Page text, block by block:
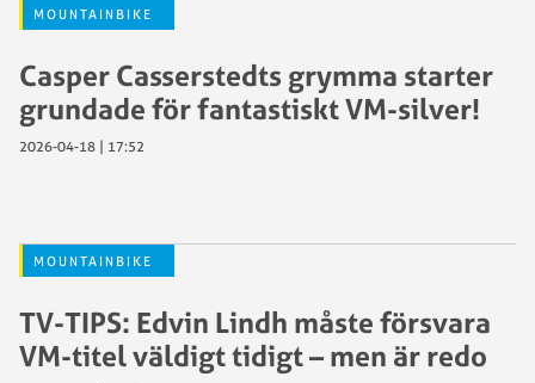
MOUNTAINBIKE
Casper Casserstedts grymma starter
grundade för fantastiskt VM-silver!
2026-04-18 | 17:52
MOUNTAINBIKE
TV-TIPS: Edvin Lindh måste försvara
VM-titel väldigt tidigt – men är redo